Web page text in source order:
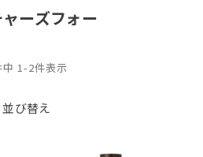
ーズフォー
並び替え
中 1 -2件表示